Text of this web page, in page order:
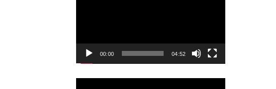
ー
00:00 04:52